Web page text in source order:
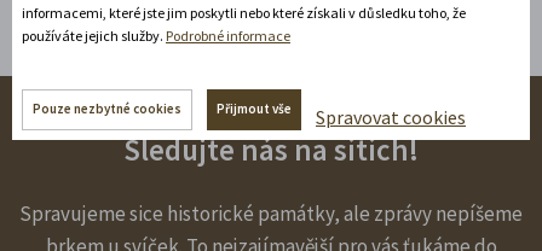
Sledujte nás na sítích!
Spravujeme sice historické památky, ale zprávy nepíšeme
informacemi, které jste jim poskytli nebo které získali v důsledku toho, že
používáte jejich služby. Podrobné informace
Pouze nezbytné cookies Přijmout vše Spravovat cookies